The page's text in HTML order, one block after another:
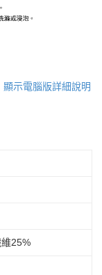
顯示電腦版詳細說明
25%